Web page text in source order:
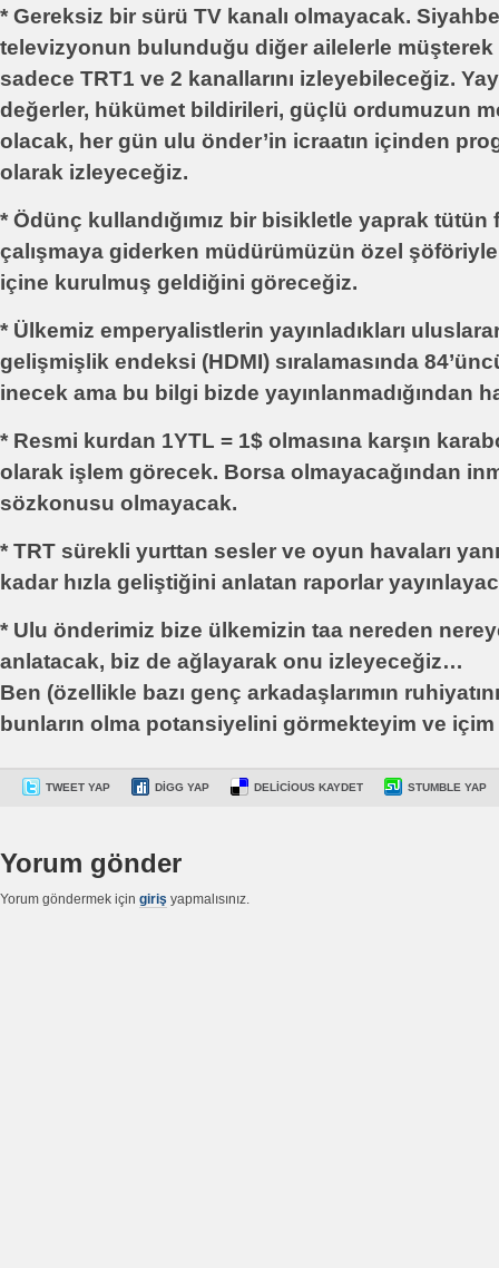
* Gereksiz bir sürü TV kanalı olmayacak.
televizyonun bulunduğu diğer ailelerle
sadece TRT1 ve 2 kanallarını izleyebileceğiz.
değerler, hükümet bildirileri, güçlü ordumuzun
olacak, her gün ulu önder’in icraatın içinden
olarak izleyeceğiz.
* Ödünç kullandığımız bir bisikletle yaprak tütün
çalışmaya giderken müdürümüzün özel
içine kurulmuş geldiğini göreceğiz.
* Ülkemiz emperyalistlerin yayınladıkları
gelişmişlik endeksi (HDMI) sıralamasında
inecek ama bu bilgi bizde yayınlanmadığından
* Resmi kurdan 1YTL = 1$ olmasına karşın
olarak işlem görecek. Borsa olmayacağından
sözkonusu olmayacak.
* TRT sürekli yurttan sesler ve oyun havaları
kadar hızla geliştiğini anlatan raporlar
* Ulu önderimiz bize ülkemizin taa nereden
anlatacak, biz de ağlayarak onu izleyeceğiz…
Ben (özellikle bazı genç arkadaşlarımın
bunların olma potansiyelini görmekteyim ve
TWEET YAP DIGG YAP DELICIOUS KAYDET STUMBLE YAP
Yorum gönder
Yorum göndermek için giriş yapmalısınız.